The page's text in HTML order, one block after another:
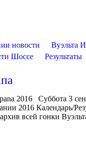
новости Вуэльта
Шоссе Результаты
2016 Суббота 3
2016 Календарь/
всей гонки